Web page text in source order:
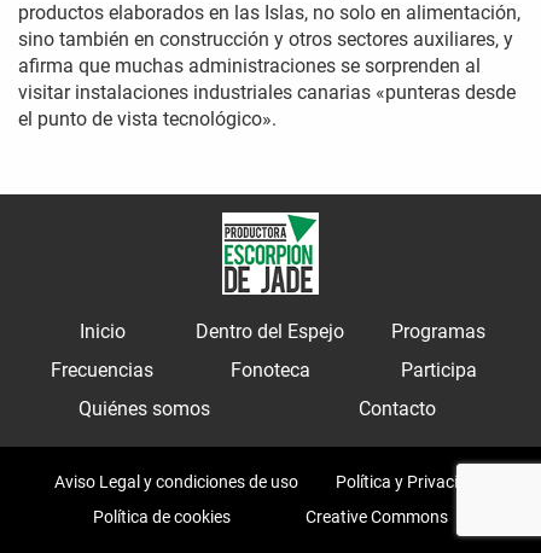
productos elaborados en las Islas, no solo en alimentación,
sino también en construcción y otros sectores auxiliares, y
afirma que muchas administraciones se sorprenden al
visitar instalaciones industriales canarias «punteras desde
el punto de vista tecnológico».
Inicio Dentro del Espejo
Programas
Frecuencias
Fonoteca
Participa
Quiénes somos
Contacto
Aviso Legal y condiciones de uso
Política y Privacidad
Política de cookies
Creative Commons